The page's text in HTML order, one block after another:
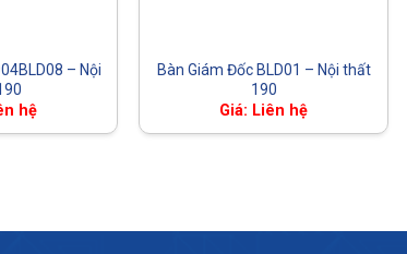
– Nội
hệ
Bàn Giám Đốc BLD01 – Nội thất
190
Giá: Liên hệ